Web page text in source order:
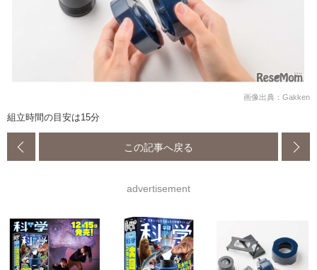
画像出典：Gakken
組立時間の目安は15分
この記事へ戻る
advertisement